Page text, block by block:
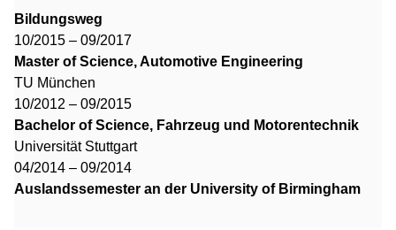
Bildungsweg
10/2015 – 09/2017
Master of Science, Automotive Engineering
TU München
10/2012 – 09/2015
Bachelor of Science, Fahrzeug und Motorentechnik
Universität Stuttgart
04/2014 – 09/2014
Auslandssemester an der University of Birmingham